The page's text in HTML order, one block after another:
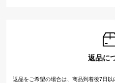
返品に
返品をご希望の場合は、商品到着後7日以